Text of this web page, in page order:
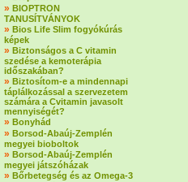
» BIOPTRON
TANUSÍTVÁNYOK
» Bios Life Slim fogyókúrás
képek
» Biztonságos a C vitamin
szedése a kemoterápia
időszakában?
» Biztosítom-e a mindennapi
táplálkozással a szervezetem
számára a Cvitamin javasolt
mennyiségét?
» Bonyhád
» Borsod-Abaúj-Zemplén
megyei bioboltok
» Borsod-Abaúj-Zemplén
megyei játszóházak
» Bőrbetegség és az Omega-3